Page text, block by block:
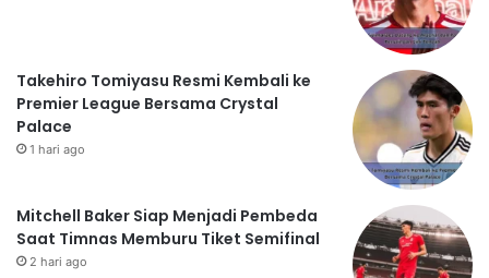
Takehiro Tomiyasu Resmi Kembali ke
Premier League Bersama Crystal
Palace
1 hari ago
Mitchell Baker Siap Menjadi Pembeda
Saat Timnas Memburu Tiket Semifinal
2 hari ago